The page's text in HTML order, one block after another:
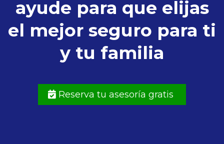
ayude para que elijas
el mejor seguro para ti
y tu familia
Reserva tu asesoría gratis